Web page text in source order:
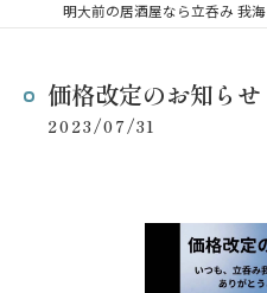
明大前の居酒屋なら立呑み 我海
価格改定のお知らせ
2023/07/31